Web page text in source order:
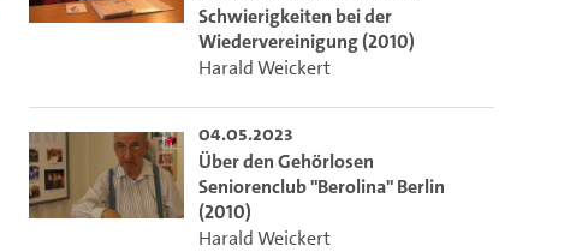
Schwierigkeiten bei der
Wiedervereinigung (2010)
Harald Weickert
04.05.2023
Über den Gehörlosen
Seniorenclub "Berolina" Berlin
(2010)
Harald Weickert